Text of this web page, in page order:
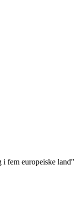
europeiske